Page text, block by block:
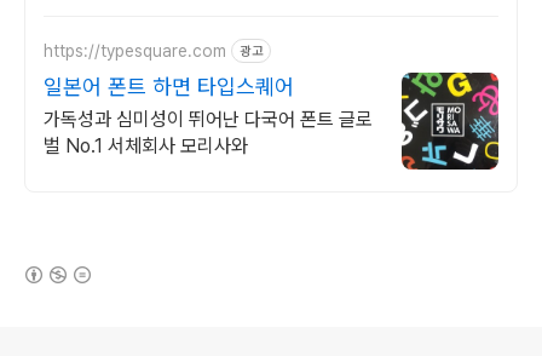
https://typesquare.com 광고
일본어 폰트 하면 타입스퀘어
가독성과 심미성이 뛰어난 다국어 폰트 글로
벌 No.1 서체회사 모리사와